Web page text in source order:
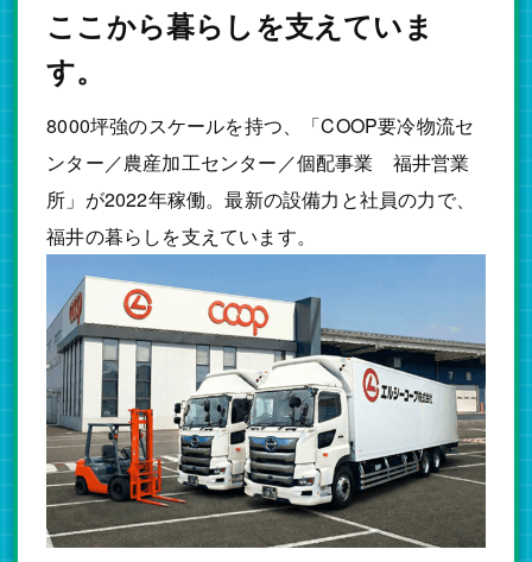
ここから暮らしを支えていま
す。
8000坪強のスケールを持つ、「COOP要冷物流セ
ンター／農産加工センター／個配事業 福井営業
所」が2022年稼働。最新の設備力と社員の力で、
福井の暮らしを支えています。